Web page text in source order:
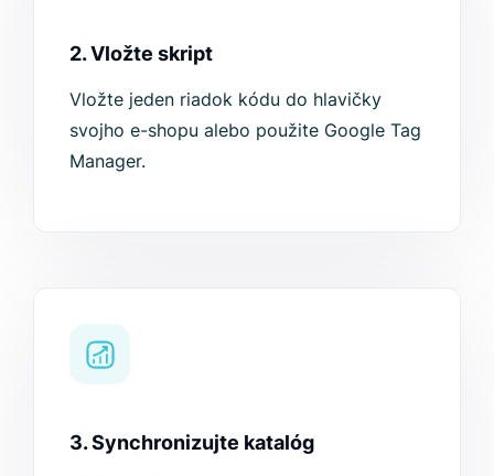
2. Vložte skript
Vložte jeden riadok kódu do hlavičky
svojho e-shopu alebo použite Google Tag
Manager.
3. Synchronizujte katalóg